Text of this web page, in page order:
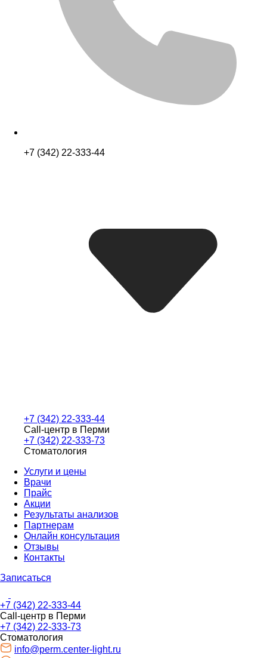
+7 (342) 22-333-44
+7 (342) 22-333-44
Call-центр в Перми
+7 (342) 22-333-73
Стоматология
Услуги и цены
Врачи
Прайс
Акции
Результаты анализов
Партнерам
Онлайн консультация
Отзывы
Контакты
Записаться
+7 (342) 22-333-44
Call-центр в Перми
+7 (342) 22-333-73
Стоматология
info@perm.center-light.ru